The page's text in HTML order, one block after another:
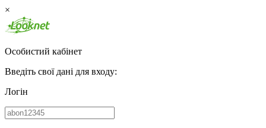
×
Особистий кабінет
Введіть свої дані для входу:
Логін